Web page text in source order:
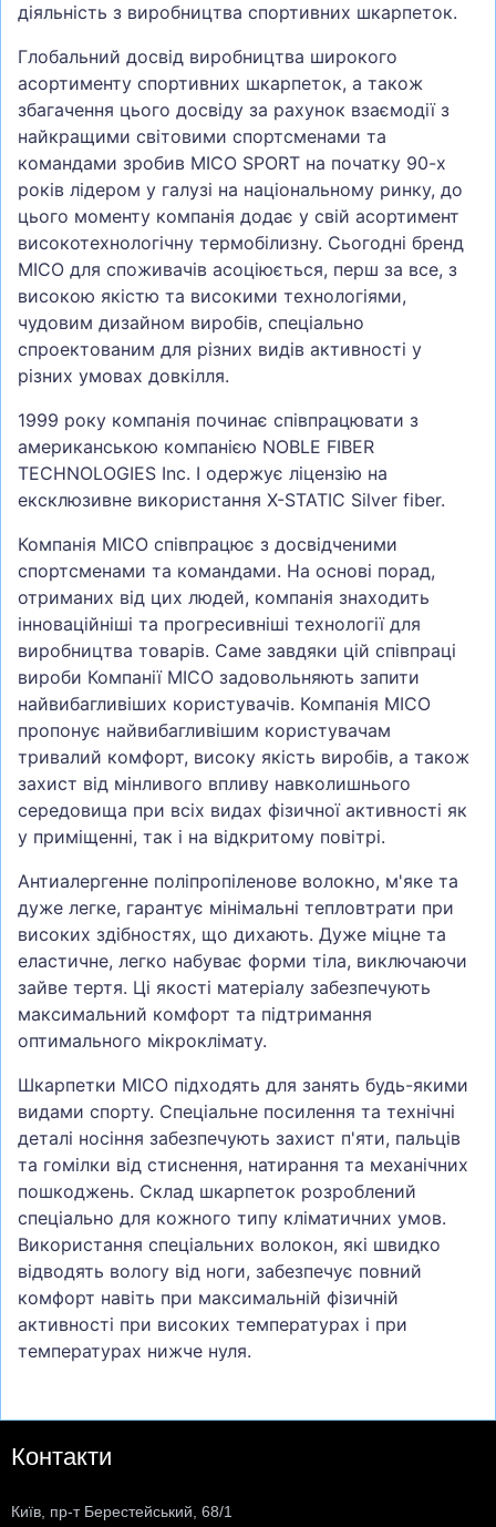
діяльність з виробництва спортивних шкарпеток.
Глобальний досвід виробництва широкого
асортименту спортивних шкарпеток, а також
збагачення цього досвіду за рахунок взаємодії з
найкращими світовими спортсменами та
командами зробив MICO SPORT на початку 90-х
років лідером у галузі на національному ринку, до
цього моменту компанія додає у свій асортимент
високотехнологічну термобілизну. Сьогодні бренд
MICO для споживачів асоціюється, перш за все, з
високою якістю та високими технологіями,
чудовим дизайном виробів, спеціально
спроектованим для різних видів активності у
різних умовах довкілля.
1999 року компанія починає співпрацювати з
американською компанією NOBLE FIBER
TECHNOLOGIES Inc. І одержує ліцензію на
ексклюзивне використання X-STATIC Silver fiber.
Компанія MICO співпрацює з досвідченими
спортсменами та командами. На основі порад,
отриманих від цих людей, компанія знаходить
інноваційніші та прогресивніші технології для
виробництва товарів. Саме завдяки цій співпраці
вироби Компанії MICO задовольняють запити
найвибагливіших користувачів. Компанія MICO
пропонує найвибагливішим користувачам
тривалий комфорт, високу якість виробів, а також
захист від мінливого впливу навколишнього
середовища при всіх видах фізичної активності як
у приміщенні, так і на відкритому повітрі.
Антиалергенне поліпропіленове волокно, м'яке та
дуже легке, гарантує мінімальні тепловтрати при
високих здібностях, що дихають. Дуже міцне та
еластичне, легко набуває форми тіла, виключаючи
зайве тертя. Ці якості матеріалу забезпечують
максимальний комфорт та підтримання
оптимального мікроклімату.
Шкарпетки MICO підходять для занять будь-якими
видами спорту. Спеціальне посилення та технічні
деталі носіння забезпечують захист п'яти, пальців
та гомілки від стиснення, натирання та механічних
пошкоджень. Склад шкарпеток розроблений
спеціально для кожного типу кліматичних умов.
Використання спеціальних волокон, які швидко
відводять вологу від ноги, забезпечує повний
комфорт навіть при максимальній фізичній
активності при високих температурах і при
температурах нижче нуля.
Контакти
Київ, пр-т Берестейський, 68/1